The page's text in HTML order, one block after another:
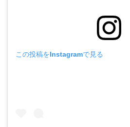
この投稿をInstagramで見る